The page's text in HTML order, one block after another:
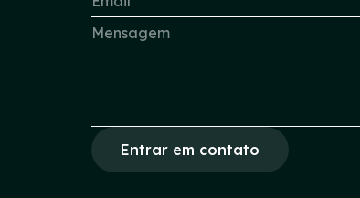
Entrar em contato